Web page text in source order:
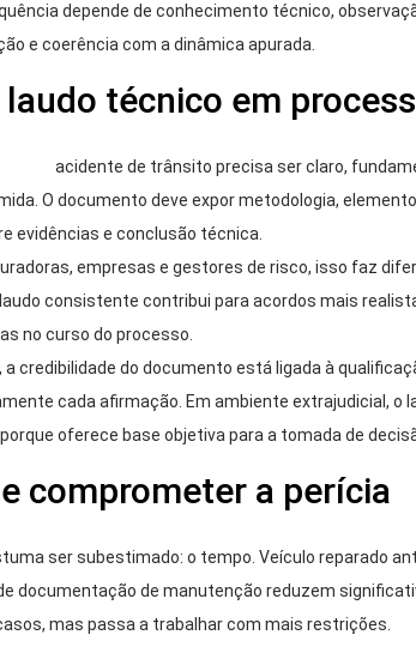
depende de conhecimento técnico,
e coerência com a dinâmica apurada.
laudo técnico em
acidente de trânsito precisa ser claro,
O documento deve expor metodologia,
evidências e conclusão técnica.
empresas e gestores de risco, isso faz
consistente contribui para acordos mais
no curso do processo.
a credibilidade do documento está ligada à
cada afirmação. Em ambiente extrajudicial, o
oferece base objetiva para a tomada de
comprometer a perícia
ser subestimado: o tempo. Veículo reparado
documentação de manutenção reduzem
mas passa a trabalhar com mais restrições.